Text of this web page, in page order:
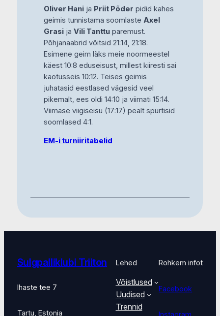
Oliver Hanija Priit Põder pidid kahes
geimis tunnistama soomlaste Axel
Grasija Vili Tanttuparemust.
Põhjanaabrid võitsid 21:14, 21:18.
Esimene geim läks meie noormeestel
käest 10:8 eduseisust, millest kiiresti sai
kaotusseis 10:12. Teises geimis
juhatasid eestlased vägesid veel
pikemalt, ees oldi 14:10 ja viimati 15:14.
Viimase viigiseisu (17:17) pealt spurtisid
soomlased 4:1.
EM-i turniiritabelid
Sulgpalliklubi Triiton
Ihaste tee 7
Tartu, Estonia
Lehed
Võistlused
Uudised
Trennid
Rohkem infot
Facebook